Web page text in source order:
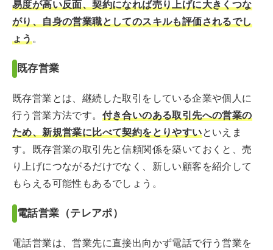
易度が高い反面、契約になれば売り上げに大きくつな
がり、自身の営業職としてのスキルも評価されるでし
ょう 。
既存営業
既存営業とは、継続した取引をしている企業や個人に
行う営業方法です。 付き合いのある取引先への営業の
ため、新規営業に比べて契約をとりやすいといえま
す。既存営業の取引先と信頼関係を築いておくと、売
り上げにつながるだけでなく、新しい顧客を紹介して
もらえる可能性もあるでしょう。
電話営業（テレアポ）
電話営業は、営業先に直接出向かず電話で行う営業を